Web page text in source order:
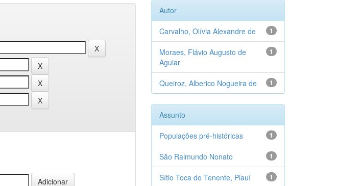
Autor
1
Carvalho, Olívia Alexandre de
1
Moraes, Flávio Augusto de
Aguiar
1
Queiroz, Alberico Nogueira de
Assunto
1
Populações pré-históricas
1
São Raimundo Nonato
1
Sítio Toca do Tenente, Piauí